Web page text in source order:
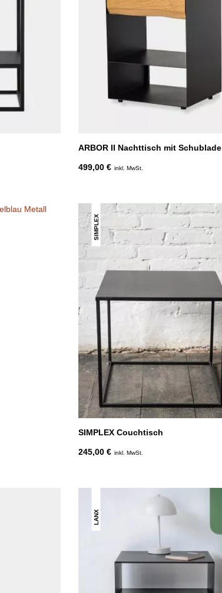
ARBOR II Nachttisch mit Schublade
499,00 € inkl. MwSt.
SIMPLEX
SIMPLEX Couchtisch
245,00 € inkl. MwSt.
LANX